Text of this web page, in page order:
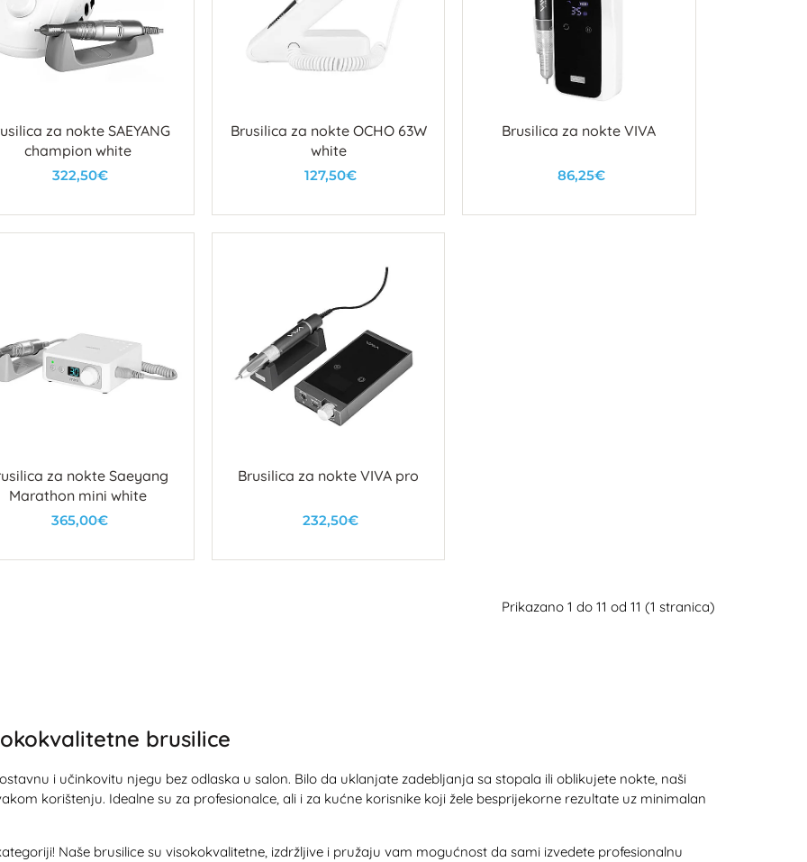
za nokte SAEYANG
champion white
322,50€
U košaricu
Brusilica za nokte OCHO 63W
white
127,50€
U košaricu
Brusilica za nokte VIVA
86,25€
U košaricu
za nokte Saeyang
Marathon mini white
365,00€
U košaricu
Brusilica za nokte VIVA pro
232,50€
U košaricu
Prikazano 1 do 11 od 11 (1 stranica)
brusilice
i učinkovitu njegu bez odlaska u salon. Bilo da uklanjate zadebljanja sa stopala ili oblikujete nokte, naši
korištenju. Idealne su za profesionalce, ali i za kućne korisnike koji žele besprijekorne rezultate uz minimalan
Naše brusilice su visokokvalitetne, izdržljive i pružaju vam mogućnost da sami izvedete profesionalnu